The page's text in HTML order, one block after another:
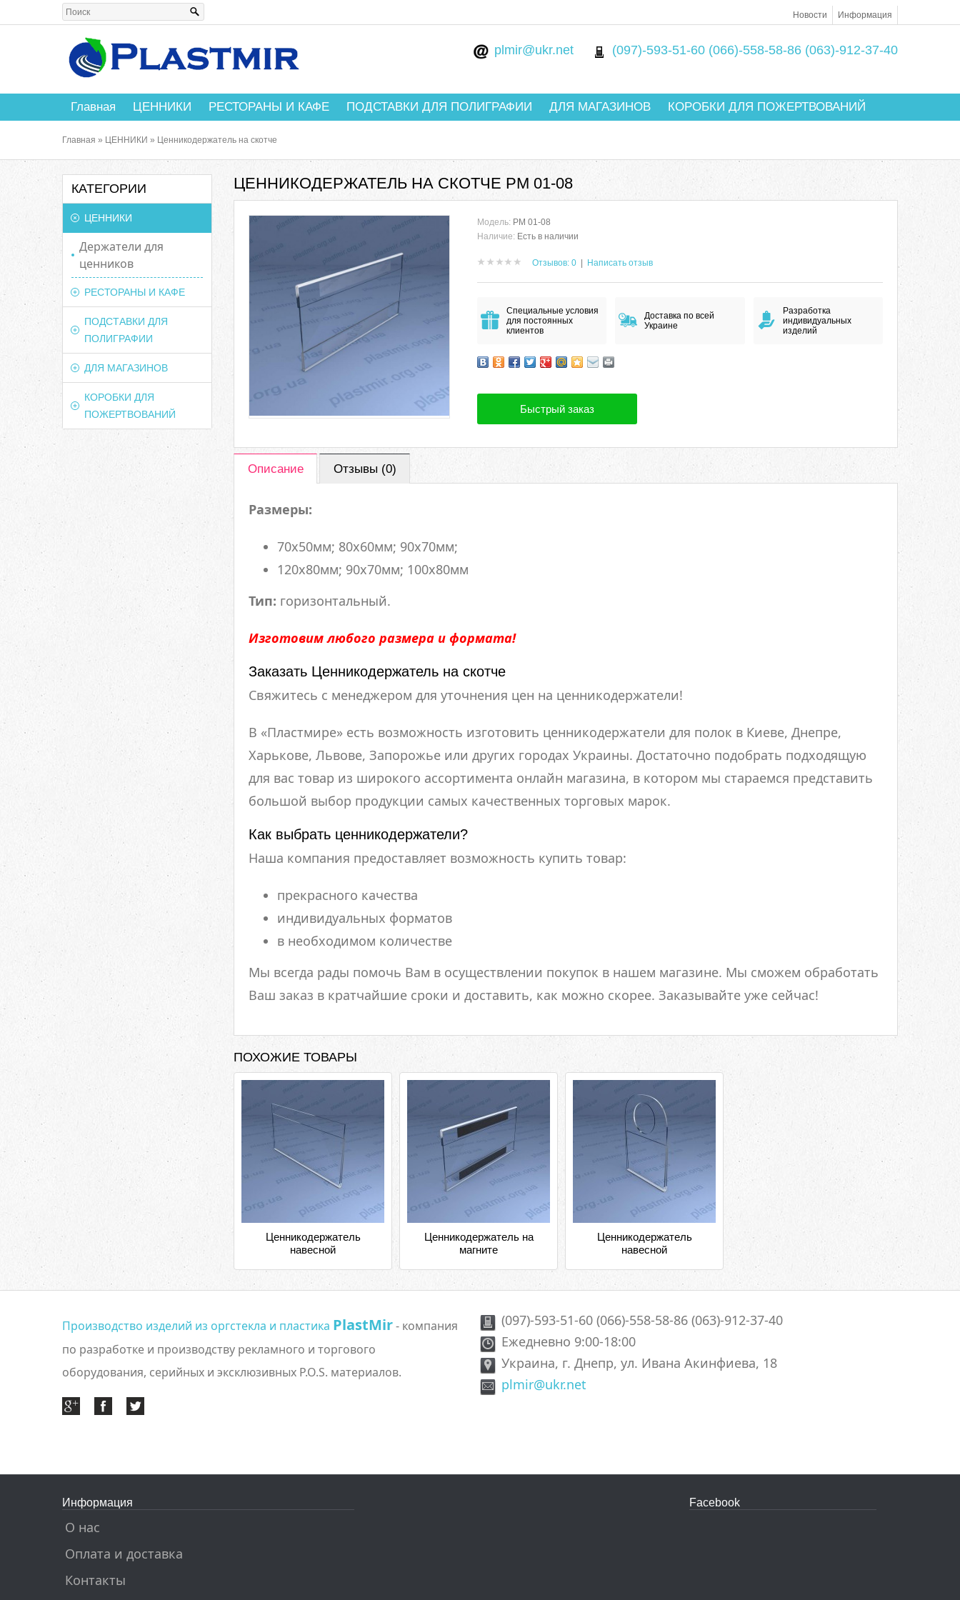
Информация
Новости
plmir@ukr.net (097)-593-51-60 (066)-558-58-86 (063)-912-37-40
Главная ЦЕННИКИ РЕСТОРАНЫ И КАФЕ ПОДСТАВКИ ДЛЯ ПОЛИГРАФИИ ДЛЯ МАГАЗИНОВ КОРОБКИ ДЛЯ ПОЖЕРТВОВАНИЙ
Главная » ЦЕННИКИ » Ценникодержатель на скотче
КАТЕГОРИИ
ЦЕННИКИ
Держатели для
ценников
РЕСТОРАНЫ И КАФЕ
ПОДСТАВКИ ДЛЯ
ПОЛИГРАФИИ
ДЛЯ МАГАЗИНОВ
КОРОБКИ ДЛЯ
ПОЖЕРТВОВАНИЙ
ЦЕННИКОДЕРЖАТЕЛЬ НА СКОТЧЕ РМ 01-08
Модель: РМ 01-08
Наличие: Есть в наличии
Отзывов: 0 Написать отзыв
Специальные условия
для постоянных
клиентов
Доставка по всей
Украине
Разработка
индивидуальных
изделий
Быстрый заказ
Описание Отзывы (0)
Размеры:
70х50мм; 80х60мм; 90х70мм;
120х80мм; 90х70мм; 100х80мм
Тип: горизонтальный.
Изготовим любого размера и формата!
Заказать Ценникодержатель на скотче
Свяжитесь с менеджером для уточнения цен на ценникодержатели!
В «Пластмире» есть возможность изготовить ценникодержатели для полок в Киеве, Днепре,
Харькове, Львове, Запорожье или других городах Украины. Достаточно подобрать подходящую
для вас товар из широкого ассортимента онлайн магазина, в котором мы стараемся представить
большой выбор продукции самых качественных торговых марок.
Как выбрать ценникодержатели?
Наша компания предоставляет возможность купить товар:
прекрасного качества
индивидуальных форматов
в необходимом количестве
Мы всегда рады помочь Вам в осуществлении покупок в нашем магазине. Мы сможем обработать
Ваш заказ в кратчайшие сроки и доставить, как можно скорее. Заказывайте уже сейчас!
ПОХОЖИЕ ТОВАРЫ
Ценникодержатель
навесной
Ценникодержатель на
магните
Ценникодержатель
навесной
Производство изделий из оргстекла и пластика PlastMir- компания
по разработке и производству рекламного и торгового
оборудования, серийных и эксклюзивных P.O.S. материалов.
(097)-593-51-60 (066)-558-58-86 (063)-912-37-40
Ежедневно 9:00-18:00
Украина, г. Днепр, ул. Ивана Акинфиева, 18
plmir@ukr.net
Информация
О нас
Оплата и доставка
Контакты
Facebook